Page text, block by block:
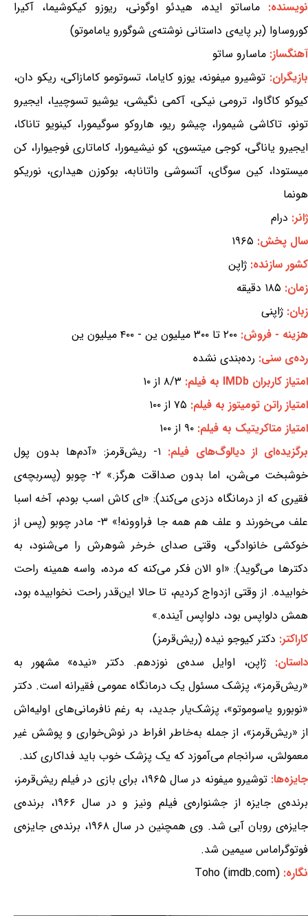
نویسنده: ماساتو ایده، هیدئو اوگونی، ریوزو کیکوشیما، آکیرا
کوروساوا (بر پایه‌ی داستانی نوشته‌ی شوگورو یاماموتو)
آهنگساز: ماسارو ساتو
بازیگران: توشیرو میفونه، یوزو کایاما، تسوتومو کامازاکی، ریکو دان،
کیوکو کاگاوا، ترومی نیکی، آکمی نگیشی، یوشیو تسوچییا، ایجیرو
تونو، تاکاشی شیمورا، چیشو ریو، هاروکو سوگیمورا، کینویو تاناکا،
ایجیرو یاناگی، کوجی میتسوی، کو نیشیمورا، کاماتاری فوجیوارا، کن
میستودا، کین سوگای، آتسوشی واتانابه، بوکوزن هیداری، نوریکو
هونما
ژانر: درام
سال پخش: ۱۹۶۵
کشور سازنده: ژاپن
زمان: ۱۸۵ دقیقه
زبان: ژاپنی
هزینه - فروش: ۲۰۰ تا ۳۰۰ میلیون ین - ۴۰۰ میلیون ین
رده‌ی سنی: رده‌بندی نشده
امتیاز کاربران IMDb به فیلم:
۸/۳ از ۱۰
امتیاز راتن تومیتوز به فیلم: ۷۵ از ۱۰۰
امتیاز متاکریتیک به فیلم: ۹۰ از ۱۰۰
برگزیده‌ای از دیالوگ‌های فیلم:
۱- ریش‌قرمز: «آدم‌ها بدون پول
خوشبخت می‌شن، اما بدون صداقت هرگز.» ۲- چوبو (پسربچه‌ی
فقیری که از درمانگاه دزدی می‌کند): «ای کاش اسب بودم، آخه اسبا
علف می‌خورند و علف هم همه جا فراوونه!» ۳- مادر چوبو (پس از
خوکشی خانوادگی، وقتی صدای خرخر شوهرش را می‌شنود، به
دکترها می‌گوید): «او الان فکر می‌کنه که مرده، واسه همینه راحت
خوابیده. از وقتی ازدواج کردیم، تا حالا این‌قدر راحت نخوابیده بود،
همش دلواپس بود، دلواپس آینده.»
کاراکتر: دکتر کیوجو نیده (ریش‌قرمز)
داستان: ژاپن، اوایل سده‌ی نوزدهم. دکتر «نیده» مشهور به
«ریش‌قرمز»، پزشک مسئول یک درمانگاه عمومی فقیرانه است. دکتر
«نوبورو یاسوموتو»، پزشک‌یار جدید، به رغم نافرمانی‌های اولیه‌اش
از «ریش‌قرمز»، از جمله به‌خاطر افراط در نوش‌خواری و پوشش غیر
معمولش، سرانجام می‌آموزد که یک پزشک خوب باید فداکاری کند.
جایزه‌ها:
توشیرو میفونه در سال ۱۹۶۵، برای بازی در فیلم ریش‌قرمز،
برنده‌ی جایزه از جشنواره‌ی فیلم ونیز و در سال ۱۹۶۶، برنده‌ی
جایزه‌ی روبان آبی شد. وی همچنین در سال ۱۹۶۸، برنده‌ی جایزه‌ی
فوتوگراماس سیمین شد.
نگاره: Toho (imdb.com)